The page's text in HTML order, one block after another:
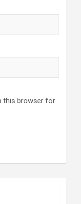
this browser for